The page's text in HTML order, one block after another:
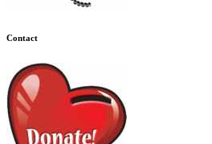
Contact